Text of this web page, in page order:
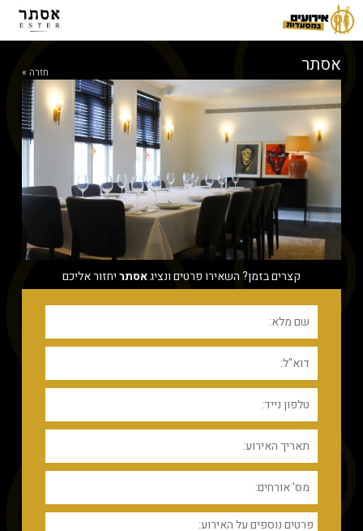
חזרה » אסתר
קצרים בזמן? השאירו פרטים ונציגאסתריחזור אליכם